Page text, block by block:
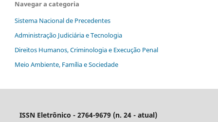
Navegar a categoria
Sistema Nacional de Precedentes
Administração Judiciária e Tecnologia
Direitos Humanos, Criminologia e Execução Penal
Meio Ambiente, Família e Sociedade
ISSN Eletrônico - 2764-9679 (n. 24 - atual)